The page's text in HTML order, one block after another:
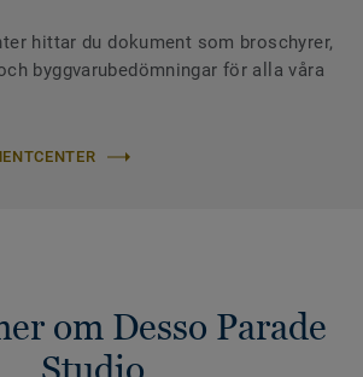
hittar du dokument som broschyrer,
byggvarubedömningar för alla våra
om Desso Parade